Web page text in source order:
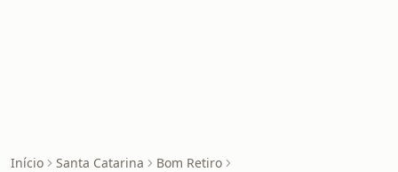
Início Santa Catarina
Bom Retiro